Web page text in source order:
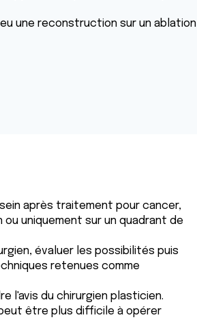
une reconstruction sur un ablation
après traitement pour cancer,
uniquement sur un quadrant de
évaluer les possibilités puis
retenues comme
l'avis du chirurgien plasticien.
être plus difficile à opérer